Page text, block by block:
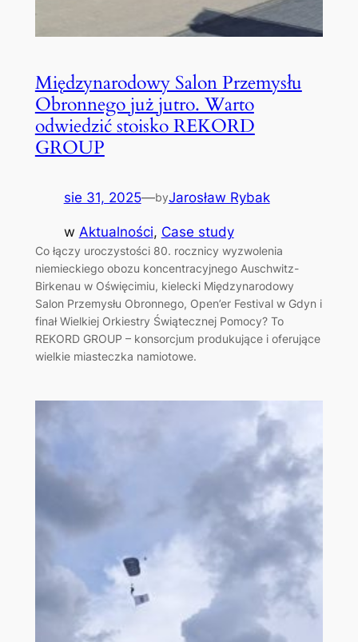
Międzynarodowy Salon Przemysłu
Obronnego już jutro. Warto
odwiedzić stoisko REKORD
GROUP
sie 31, 2025—byJarosław Rybak
w Aktualności, Case study
Co łączy uroczystości 80. rocznicy wyzwolenia
niemieckiego obozu koncentracyjnego Auschwitz-
Birkenau w Oświęcimiu, kielecki Międzynarodowy
Salon Przemysłu Obronnego, Open’er Festival w Gdyn i
finał Wielkiej Orkiestry Świątecznej Pomocy? To
REKORD GROUP – konsorcjum produkujące i oferujące
wielkie miasteczka namiotowe.